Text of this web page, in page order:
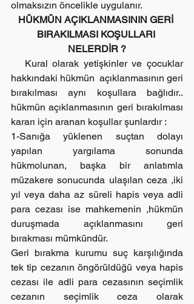
olmaksızın öncelikle uygulanır.
HÜKMÜN AÇIKLANMASININ GERİ
BIRAKILMASI KOŞULLARI
NELERDİR ?
hakkındaki hükmün  açıklanmasının geri
bırakılması aynı koşullara bağlıdır..
hükmün açıklanmasının geri bırakılması
kararı için aranan koşullar şunlardır :
1-Sanığa yüklenen suçtan dolayı
yapılan yargılama sonunda
hükmolunan, başka bir anlatımla
müzakere sonucunda ulaşılan ceza ,iki
yıl veya daha az süreli hapis veya adli
para cezası ise mahkemenin ,hükmün
duruşmada açıklanmasını geri
bırakması mümkündür.
Geri bırakma kurumu suç karşılığında
tek tip cezanın öngörüldüğü veya hapis
cezası ile adli para cezasının seçimlik
cezanın seçimlik ceza olarak